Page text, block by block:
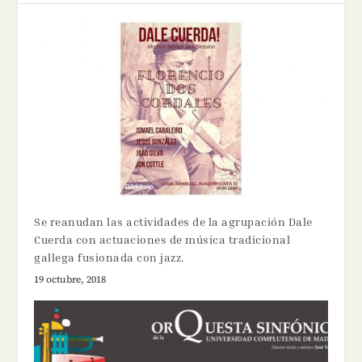
Se reanudan las actividades de la agrupación Dale
Cuerda con actuaciones de música tradicional
gallega fusionada con jazz.
19 octubre, 2018